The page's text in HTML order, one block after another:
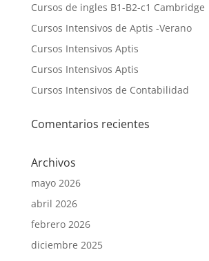
Cursos de ingles B1-B2-c1 Cambridge
Cursos Intensivos de Aptis -Verano
Cursos Intensivos Aptis
Cursos Intensivos Aptis
Cursos Intensivos de Contabilidad
Comentarios recientes
Archivos
mayo 2026
abril 2026
febrero 2026
diciembre 2025